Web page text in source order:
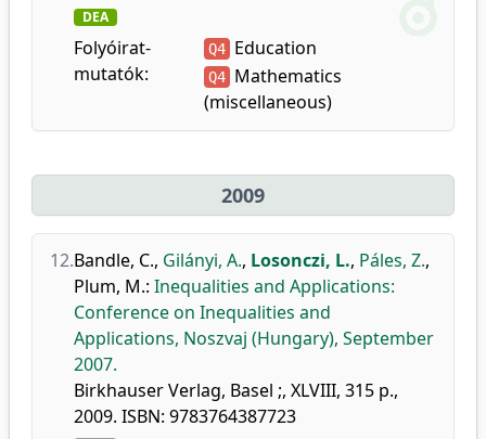
DEA
Folyóirat-
mutatók:
Q4 Education
Q4 Mathematics
(miscellaneous)
2009
12.Bandle, C., Gilányi, A., Losonczi, L., Páles, Z.,
Plum, M.: Inequalities and Applications:
Conference on Inequalities and
Applications, Noszvaj (Hungary), September
2007.
Birkhauser Verlag, Basel ;, XLVIII, 315 p.,
2009. ISBN: 9783764387723